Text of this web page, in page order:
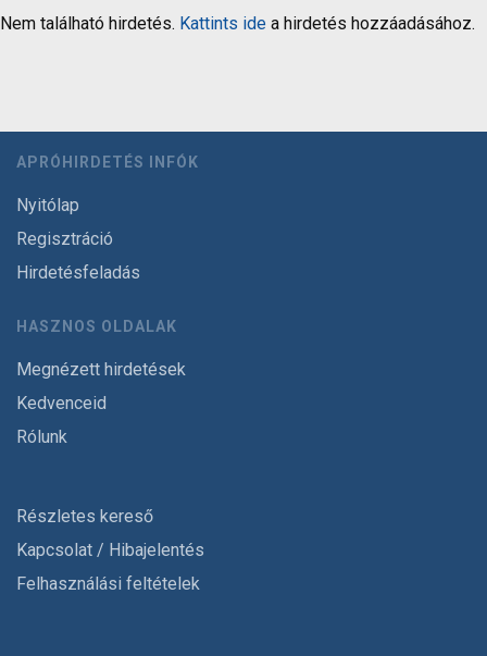
Nem található hirdetés. Kattints ide a hirdetés hozzáadásához.
APRÓHIRDETÉS INFÓK
Nyitólap
Regisztráció
Hirdetésfeladás
HASZNOS OLDALAK
Megnézett hirdetések
Kedvenceid
Rólunk
Részletes kereső
Kapcsolat / Hibajelentés
Felhasználási feltételek